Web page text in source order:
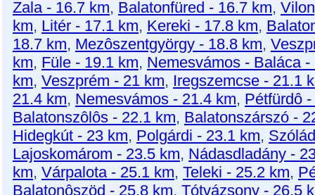
Zala - 16.7 km, Balatonfüred - 16.7 km,
km, Litér - 17.1 km, Kereki - 17.8 km,
18.7 km, Mezôszentgyörgy - 18.8 km,
km, Füle - 19.1 km, Nemesvámos - Baláca -
km, Veszprém - 21 km, Iregszemcse - 21.1
21.4 km, Nemesvámos - 21.4 km, Pétfürdô
Balatonszôlôs - 22.1 km, Balatonszárszó -
Hidegkút - 23 km, Polgárdi - 23.1 km,
Lajoskomárom - 23.5 km, Nádasdladány -
km, Várpalota - 25.1 km, Teleki - 25.2 km,
Balatonôszöd - 25.8 km, Tótvázsony - 26.5